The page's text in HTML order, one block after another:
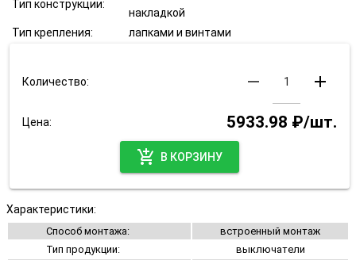
Тип конструкции:
накладкой
Тип крепления:
лапками и винтами
Количество: remove add
Цена:
5933.98 ₽/шт.
add_shopping_cart
В КОРЗИНУ
Характеристики:
Способ монтажа:
встроенный монтаж
Тип продукции:
выключатели